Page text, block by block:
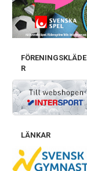
FÖRENINGSKLÄDE
R
LÄNKAR